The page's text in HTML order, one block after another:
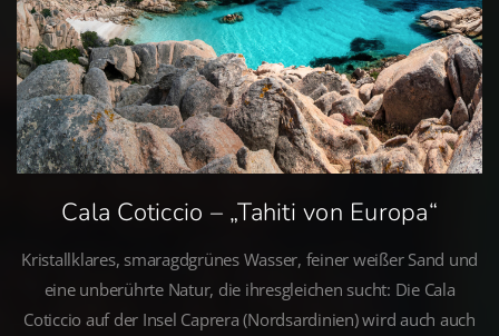
Cala Coticcio – „Tahiti von Europa“
Kristallklares, smaragdgrünes Wasser, feiner weißer Sand und
eine unberührte Natur, die ihresgleichen sucht: Die Cala
Coticcio auf der Insel Caprera (Nordsardinien) wird auch auch